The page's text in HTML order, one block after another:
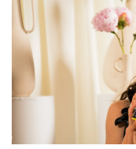
moda & ljepota